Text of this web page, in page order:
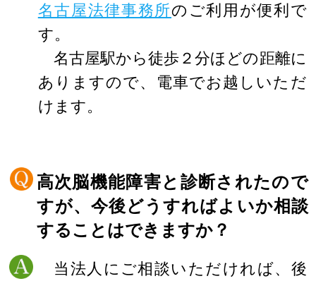
名古屋法律事務所のご利用が便利で
す。
名古屋駅から徒歩２分ほどの距離に
ありますので、電車でお越しいただ
けます。
高次脳機能障害と診断されたので
すが、今後どうすればよいか相談
することはできますか？
当法人にご相談いただければ、後